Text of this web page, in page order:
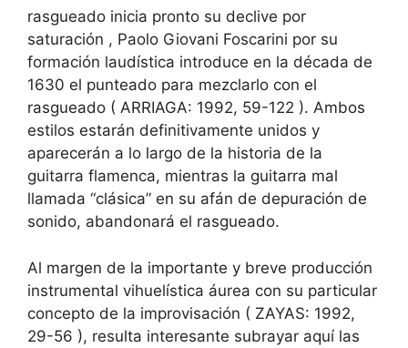
rasgueado inicia pronto su declive por
saturación , Paolo Giovani Foscarini por su
formación laudística introduce en la década de
1630 el punteado para mezclarlo con el
rasgueado ( ARRIAGA: 1992, 59-122 ). Ambos
estilos estarán definitivamente unidos y
aparecerán a lo largo de la historia de la
guitarra flamenca, mientras la guitarra mal
llamada “clásica” en su afán de depuración de
sonido, abandonará el rasgueado.
Al margen de la importante y breve producción
instrumental vihuelística áurea con su particular
concepto de la improvisación ( ZAYAS: 1992,
29-56 ), resulta interesante subrayar aquí las